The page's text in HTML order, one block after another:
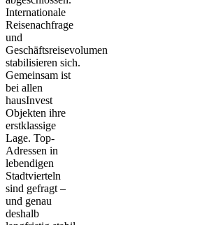
Internationale
Reisenachfrage
und
Geschäftsreisevolumen
stabilisieren sich.
Gemeinsam ist
bei allen
hausInvest
Objekten ihre
erstklassige
Lage. Top-
Adressen in
lebendigen
Stadtvierteln
sind gefragt –
und genau
deshalb